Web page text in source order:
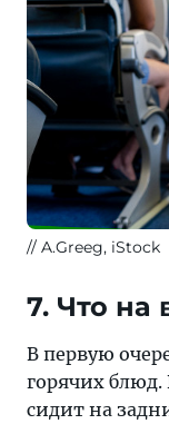
A.Greeg, iStock
7. Что на
В первую
горячих блюд.
сидит на